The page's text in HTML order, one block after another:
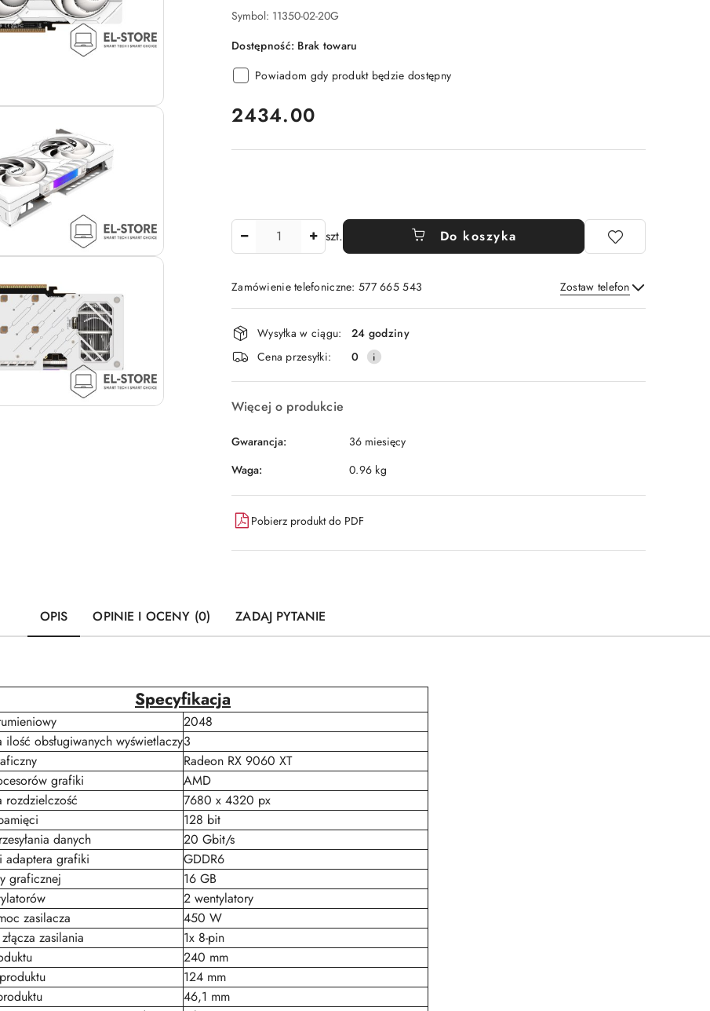
Symbol: 11350-02-20G
Dostępność: Brak towaru
Powiadom gdy produkt będzie dostępny
cena:
2434.00
szt. Do koszyka
Zamówienie telefoniczne: 577 665 543 Zostaw telefon
Wyślij
Dostępność
i
dostawa
Wysyłka w ciągu:
24 godziny
Cena przesyłki:
0
Więcej o produkcie
Gwarancja:
36 miesięcy
Waga:
0.96 kg
Pobierz produkt do PDF
OPIS OPINIE I OCENY (0) ZADAJ PYTANIE
Specyfikacja
2048
ilość obsługiwanych wyświetlaczy3
Radeon RX 9060 XT
grafiki
AMD
rozdzielczość
7680 x 4320 px
128 bit
danych
20 Gbit/s
adaptera grafiki
GDDR6
graficznej
16 GB
2 wentylatory
zasilacza
450 W
zasilania
1x 8-pin
240 mm
124 mm
46,1 mm